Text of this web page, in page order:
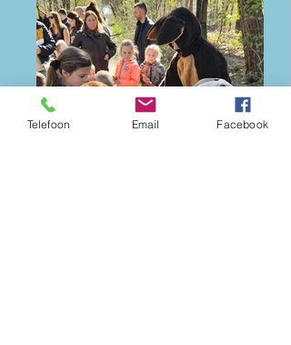
Telefoon Email Facebook